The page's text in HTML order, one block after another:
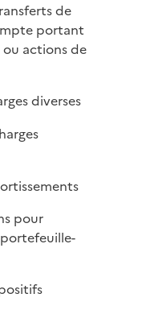
de
portant
actions de
diverses
pour